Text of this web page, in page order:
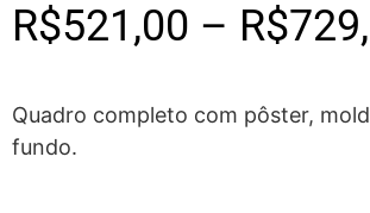
R$521,00 – R$
Quadro completo com pôster,
fundo.